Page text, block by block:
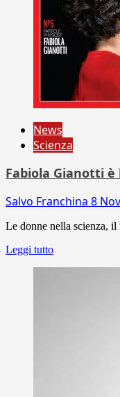
News
Scienza
Fabiola Gianotti è
Salvo Franchina 8
Le donne nella scienza,
Leggi tutto